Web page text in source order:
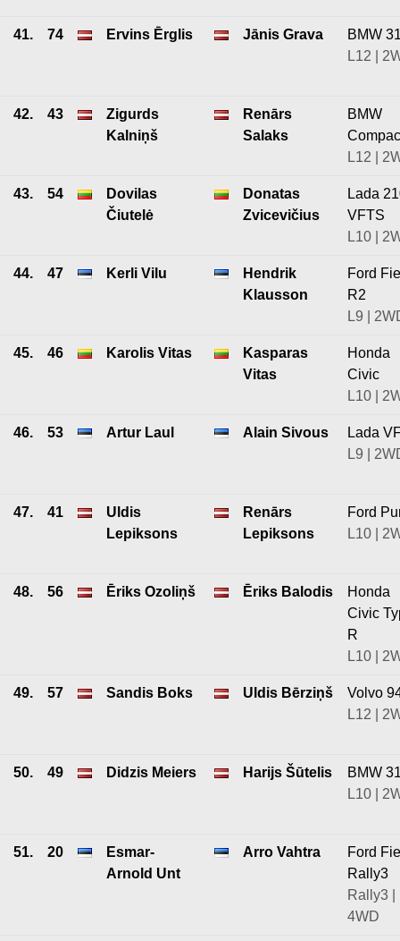
41. 74 Ervins Ērglis Jānis Grava
BMW
L12 |
42. 43
Zigurds
Kalniņš
Renārs
Salaks
BMW
L12 |
43. 54
Dovilas
Čiutelė
Donatas
Zvicevičius
Lada
VFTS
L10 |
44. 47 Kerli Vilu
Hendrik
Klausson
Ford
R2
L9 |
45. 46 Karolis Vitas
Kasparas
Vitas
Honda
Civic
L10 |
46. 53 Artur Laul Alain Sivous
Lada
L9 |
47. 41
Uldis
Lepiksons
Renārs
Lepiksons
Ford
L10 |
48. 56 Ēriks Ozoliņš Ēriks Balodis
Honda
Civic
R
L10 |
49. 57 Sandis Boks Uldis Bērziņš
Volvo
L12 |
50. 49 Didzis Meiers Harijs Šūtelis
BMW
L10 |
51. 20
Esmar-
Arnold Unt
Arro Vahtra
Ford
Rally3
Rally3 |
4WD